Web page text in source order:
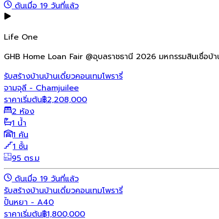
ดันเมื่อ 19 วันที่แล้ว
Life One
GHB Home Loan Fair @อุบลราชธานี 2026 มหกรรมสินเชื่อบ้
รับสร้างบ้านบ้านเดี่ยวคอนเทมโพรารี่
จามจุลี - Chamjuilee
ราคาเริ่มต้น฿2,208,000
2 ห้อง
1 น้ำ
1 คัน
1 ชั้น
95 ตร.ม
ดันเมื่อ 19 วันที่แล้ว
รับสร้างบ้านบ้านเดี่ยวคอนเทมโพรารี่
ปั้นหยา - A40
ราคาเริ่มต้น฿1,800,000